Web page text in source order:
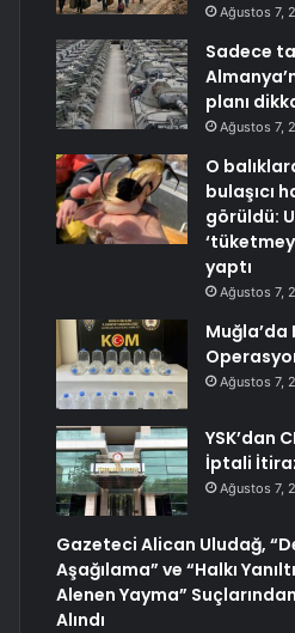
Ağustos 7,
Sadece
planı
Ağustos 7,
O
bulaşıcı
görüldü:
yaptı
Ağustos 7,
Muğla’da
Ağustos 7,
YSK’dan
İptali
Ağustos 7,
Gazeteci Alican Uludağ,
Aşağılama” ve “Halkı
Alenen Yayma”
Alındı